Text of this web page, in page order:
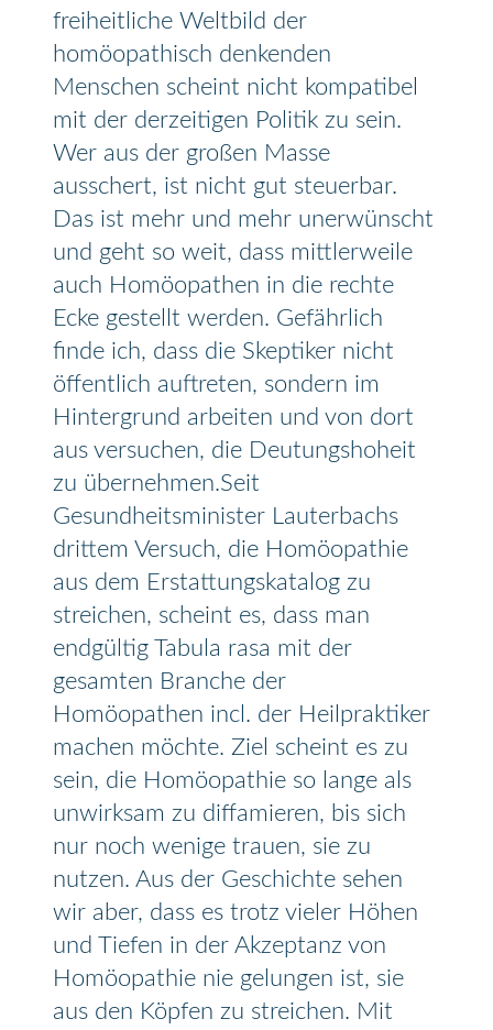
freiheitliche Weltbild der
homöopathisch denkenden
Menschen scheint nicht kompatibel
mit der derzeitigen Politik zu sein.
Wer aus der großen Masse
ausschert, ist nicht gut steuerbar.
Das ist mehr und mehr unerwünscht
und geht so weit, dass mittlerweile
auch Homöopathen in die rechte
Ecke gestellt werden. Gefährlich
finde ich, dass die Skeptiker nicht
öffentlich auftreten, sondern im
Hintergrund arbeiten und von dort
aus versuchen, die Deutungshoheit
zu übernehmen.Seit
Gesundheitsminister Lauterbachs
drittem Versuch, die Homöopathie
aus dem Erstattungskatalog zu
streichen, scheint es, dass man
endgültig Tabula rasa mit der
gesamten Branche der
Homöopathen incl. der Heilpraktiker
machen möchte. Ziel scheint es zu
sein, die Homöopathie so lange als
unwirksam zu diffamieren, bis sich
nur noch wenige trauen, sie zu
nutzen. Aus der Geschichte sehen
wir aber, dass es trotz vieler Höhen
und Tiefen in der Akzeptanz von
Homöopathie nie gelungen ist, sie
aus den Köpfen zu streichen. Mit